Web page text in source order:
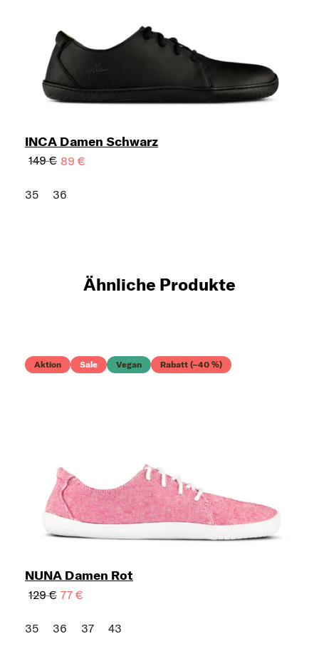
INCA Damen Schwarz
149 € 89 €
35 36
Ähnliche Produkte
Aktion Sale Vegan Rabatt (–40 %)
NUNA Damen Rot
129 € 77 €
35 36 37 43